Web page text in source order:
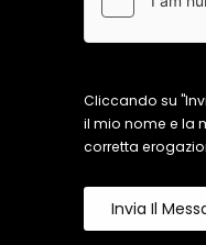
Cliccando su
il mio nome e la
corretta
Invia Il